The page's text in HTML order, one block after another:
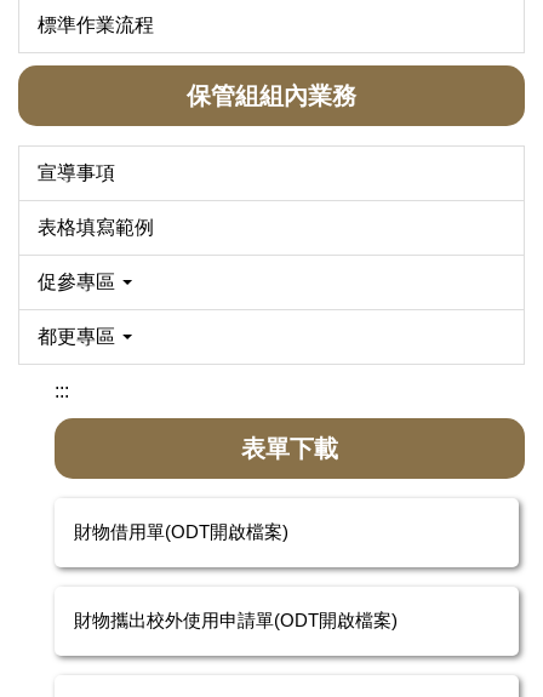
標準作業流程
保管組組內業務
宣導事項
表格填寫範例
促參專區
都更專區
:::
表單下載
財物借用單(ODT開啟檔案)
財物攜出校外使用申請單(ODT開啟檔案)